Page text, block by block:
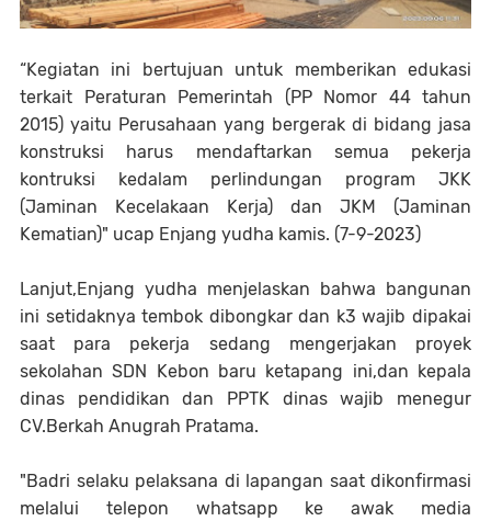
“Kegiatan ini bertujuan untuk memberikan edukasi
terkait Peraturan Pemerintah (PP Nomor 44 tahun
2015) yaitu Perusahaan yang bergerak di bidang jasa
konstruksi harus mendaftarkan semua pekerja
kontruksi kedalam perlindungan program JKK
(Jaminan Kecelakaan Kerja) dan JKM (Jaminan
Kematian)" ucap Enjang yudha kamis. (7-9-2023)
Lanjut,Enjang yudha menjelaskan bahwa bangunan
ini setidaknya tembok dibongkar dan k3 wajib dipakai
saat para pekerja sedang mengerjakan proyek
sekolahan SDN Kebon baru ketapang ini,dan kepala
dinas pendidikan dan PPTK dinas wajib menegur
CV.Berkah Anugrah Pratama.
"Badri selaku pelaksana di lapangan saat dikonfirmasi
melalui telepon whatsapp ke awak media